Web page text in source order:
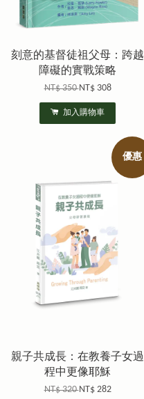
刻意的基督徒祖父母：跨越
障礙的實戰策略
NT$ 350NT$ 308
加入購物車
優惠
親子共成長：在教養子女過
程中更像耶穌
NT$ 320NT$ 282